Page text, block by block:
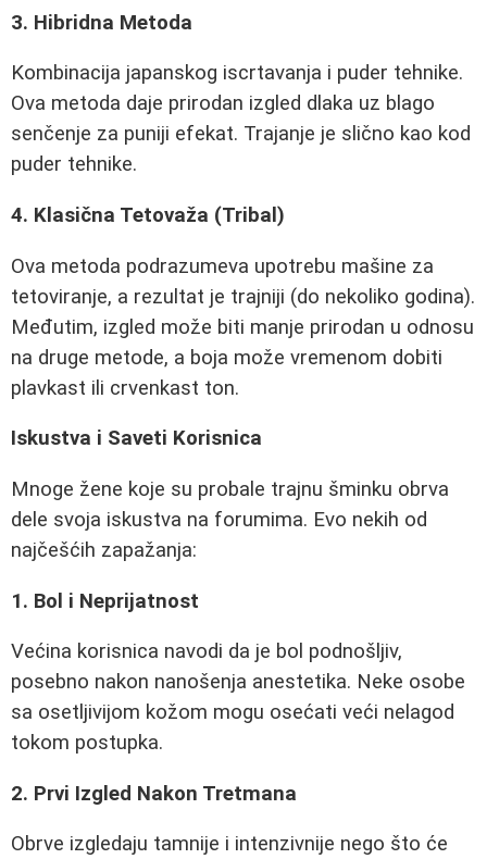
3. Hibridna Metoda
Kombinacija japanskog iscrtavanja i puder tehnike.
Ova metoda daje prirodan izgled dlaka uz blago
senčenje za puniji efekat. Trajanje je slično kao kod
puder tehnike.
4. Klasična Tetovaža (Tribal)
Ova metoda podrazumeva upotrebu mašine za
tetoviranje, a rezultat je trajniji (do nekoliko godina).
Međutim, izgled može biti manje prirodan u odnosu
na druge metode, a boja može vremenom dobiti
plavkast ili crvenkast ton.
Iskustva i Saveti Korisnica
Mnoge žene koje su probale trajnu šminku obrva
dele svoja iskustva na forumima. Evo nekih od
najčešćih zapažanja:
1. Bol i Neprijatnost
Većina korisnica navodi da je bol podnošljiv,
posebno nakon nanošenja anestetika. Neke osobe
sa osetljivijom kožom mogu osećati veći nelagod
tokom postupka.
2. Prvi Izgled Nakon Tretmana
Obrve izgledaju tamnije i intenzivnije nego što će